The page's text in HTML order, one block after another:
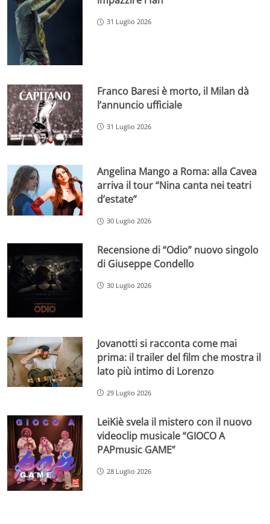
31 Luglio 2026
Franco Baresi è morto, il Milan dà
l’annuncio ufficiale
31 Luglio 2026
Angelina Mango a Roma: alla Cavea
arriva il tour “Nina canta nei teatri
d’estate”
30 Luglio 2026
Recensione di “Odio” nuovo singolo
di Giuseppe Condello
30 Luglio 2026
Jovanotti si racconta come mai
prima: il trailer del film che mostra il
lato più intimo di Lorenzo
29 Luglio 2026
LeiKiè svela il mistero con il nuovo
videoclip musicale “GIOCO A
PAPmusic GAME”
28 Luglio 2026